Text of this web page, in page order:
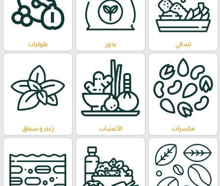
تسالي بذور بقوليات
مكسرات الأعشاب زعتر و سماق